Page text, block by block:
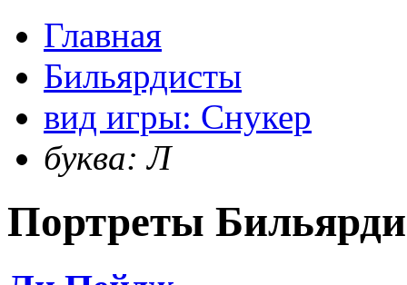
Главная
Бильярдисты
вид игры: Снукер
буква: Л
Портреты